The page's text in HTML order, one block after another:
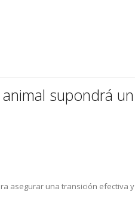
supondrá un
asegurar una transición efectiva y